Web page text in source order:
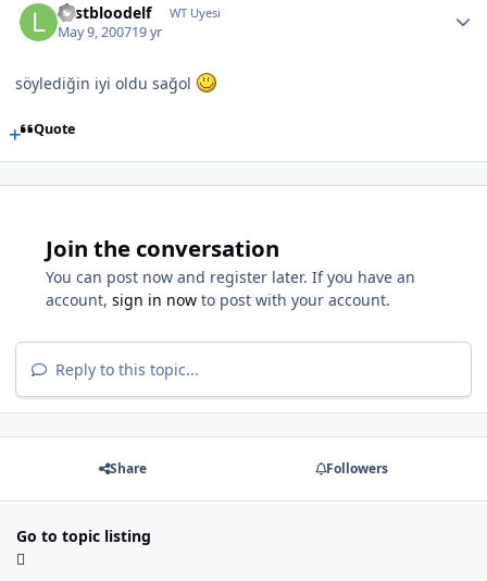
Lastbloodelf WT Uyesi
May 9, 200719 yr
söylediğin iyi oldu sağol
Quote
Join the conversation
You can post now and register later. If you have an
account, sign in now to post with your account.
Reply to this topic...
Share Followers
Go to topic listing